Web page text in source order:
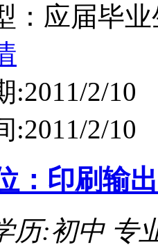
：应届毕
:2011/2/10
:2011/2/10
：印刷输
历:初中 专